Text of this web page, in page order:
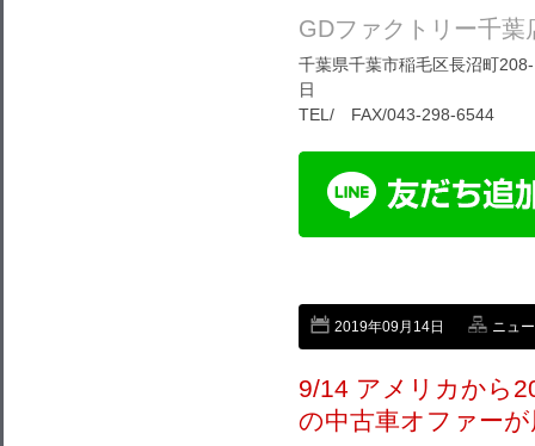
GDファクトリー千葉
千葉県千葉市稲毛区長沼町
日
TEL/ FAX/043-298-6544
2019年09月14日 ニュ
9/14 アメリカから
の中古車オファー